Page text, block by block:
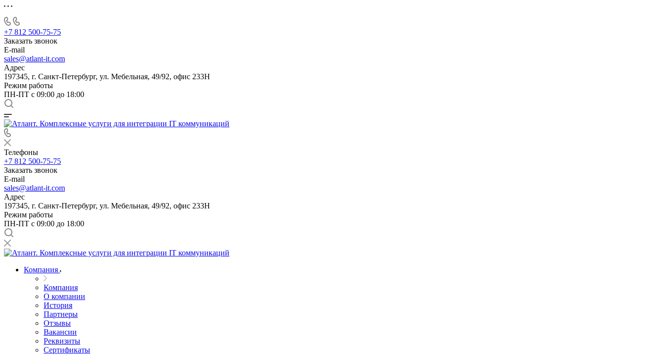
+7 812 500-75-75
Заказать звонок
E-mail
sales@atlant-it.com
Адрес
197345, г. Санкт-Петербург, ул. Мебельная, 49/92, офис 233Н
Режим работы
ПН-ПТ с 09:00 до 18:00
Телефоны
+7 812 500-75-75
Заказать звонок
E-mail
sales@atlant-it.com
Адрес
197345, г. Санкт-Петербург, ул. Мебельная, 49/92, офис 233Н
Режим работы
ПН-ПТ с 09:00 до 18:00
Компания
Компания
О компании
История
Партнеры
Отзывы
Вакансии
Реквизиты
Сертификаты